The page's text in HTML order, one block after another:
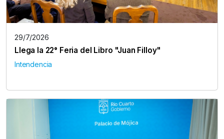
29/7/2026
Llega la 22° Feria del Libro "Juan Filloy"
Intendencia